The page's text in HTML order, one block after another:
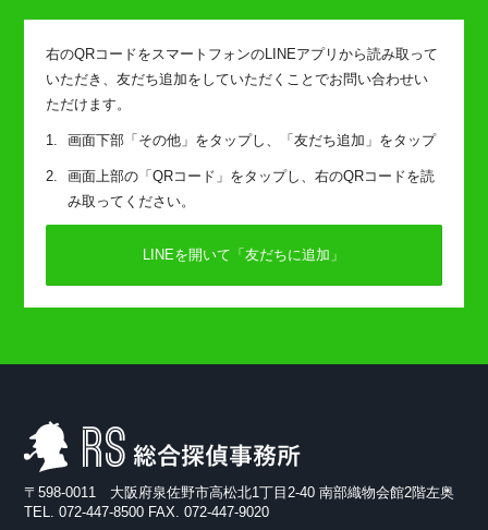
右のQRコードをスマートフォンのLINEアプリから読み取って
いただき、友だち追加をしていただくことでお問い合わせい
ただけます。
画面下部「その他」をタップし、「友だち追加」をタップ
画面上部の「QRコード」をタップし、右のQRコードを読
み取ってください。
LINEを開いて「友だちに追加」
〒598-0011 大阪府泉佐野市高松北1丁目2-40 南部織物会館2階左奥
TEL. 072-447-8500 FAX. 072-447-9020